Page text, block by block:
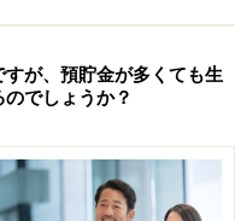
まいの自治体の福祉窓
う。
合は、「ハローワーク
利用も検討してみてく
き方の相談や求人紹
場合があります。体
が、預貯金が多くても生
でしょうか？